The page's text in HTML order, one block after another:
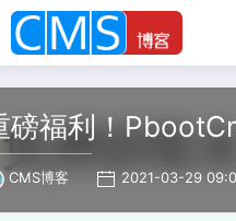
磅福利！
CMS博客 2021-03-29